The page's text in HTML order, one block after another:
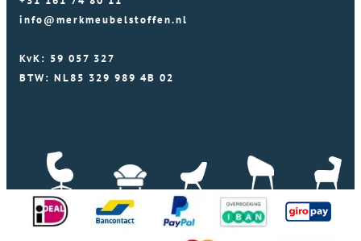
info@merkmeubelstoffen.nl
KvK: 59 057 327
BTW: NL85 329 989 4B 02